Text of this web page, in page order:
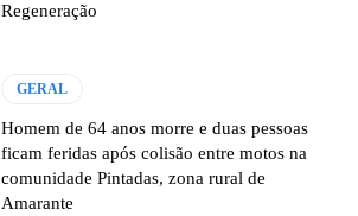
Regeneração
GERAL
Homem de 64 anos morre e duas pessoas
ficam feridas após colisão entre motos na
comunidade Pintadas, zona rural de
Amarante